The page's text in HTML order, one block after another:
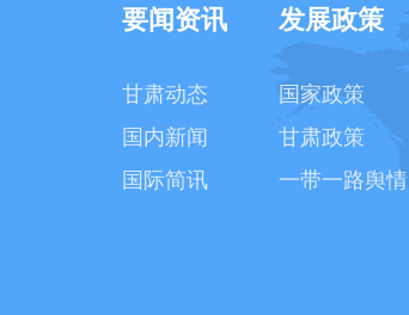
要闻资讯
甘肃动态
国内新闻
国际简讯
发展政策
国家政策
甘肃政策
一带一路舆情